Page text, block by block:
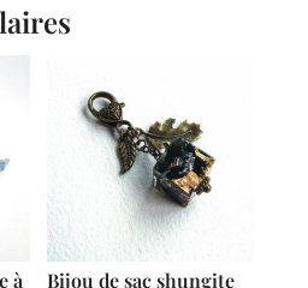
à Bijou de sac shungite